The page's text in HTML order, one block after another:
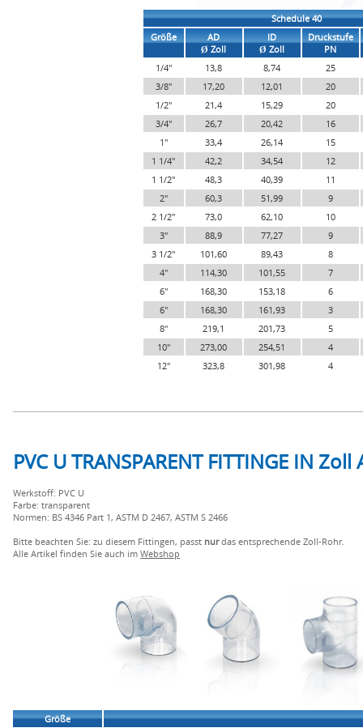
Schedule 40
Größe
AD
Ø Zoll
ID
Ø Zoll
Druckstufe
PN
1/4"
13,8 8,74
25
3/8"
17,20 12,01
20
1/2"
21,4 15,29
20
3/4"
26,7 20,42
16
1"
33,4 26,14
15
1 1/4"
42,2 34,54
12
1 1/2"
48,3 40,39
11
2"
60,3 51,99
9
2 1/2"
73,0 62,10
10
3"
88,9 77,27
9
3 1/2"
101,60 89,43
8
4"
114,30 101,55
7
6"
168,30 153,18
6
6"
168,30 161,93
3
8"
219,1 201,73
5
10"
273,00 254,51
4
12"
323,8 301,98 4
PVC U TRANSPARENT FITTINGE IN Zoll
Werkstoff: PVC U
Farbe: transparent
Normen: BS 4346 Part 1, ASTM D 2467, ASTM S 2466
Bitte beachten Sie: zu diesem Fittingen, passt nurdas entsprechende Zoll-Rohr.
Alle Artikel finden Sie auch im Webshop
Größe